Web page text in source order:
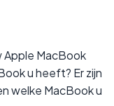
Apple MacBook
u heeft? Er zijn
welke MacBook u